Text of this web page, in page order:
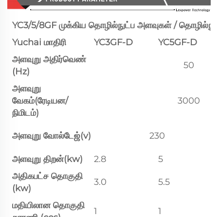
YC3/5/8GF முக்கிய தொழில்நுட்ப அளவுகள் /
Yuchai மாதிரி
YC3GF-D
YC5GF-D
அளவுறு அதிர்வெண்
(Hz)
50
அளவுறு
வேகம்(ரேடியன/
நிமிடம்)
3000
அளவுறு வோல்டேஜ்(v) 230
அளவுறு திறன்(kw) 2.8
5
அதிகபட்ச தொகுதி
(kw)
3.0 5.5
மதியிலான தொகுதி
1 1